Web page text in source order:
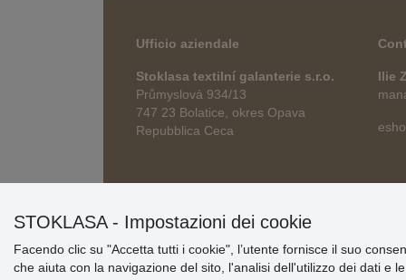
Ufficio aziendale
Stoklasa textilní galanterie s.r.o.
Průmyslová 934/13
747 23 Bolatice, okres Opava
Repubblica Ceca
Ilie
STOKLASA - Impostazioni dei cookie
Facendo clic su "Accetta tutti i cookie", l’utente fornisce il suo
che aiuta con la navigazione del sito, l'analisi dell'utilizzo dei dati e